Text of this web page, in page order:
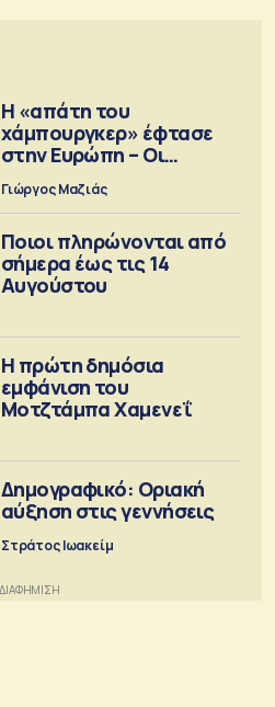
Η «απάτη του
χάμπουργκερ» έφτασε
στην Ευρώπη – Οι
προειδοποιήσεις
Γιώργος Μαζιάς
Ποιοι πληρώνονται από
σήμερα έως τις 14
Αυγούστου
Η πρώτη δημόσια
εμφάνιση του
Μοτζτάμπα Χαμενεΐ
Δημογραφικό: Οριακή
αύξηση στις γεννήσεις
Στράτος Ιωακείμ